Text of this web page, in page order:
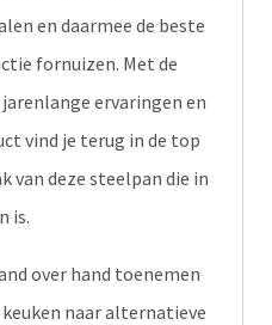
en daarmee de beste
fornuizen. Met de
ervaringen en
vind je terug in de top
van deze steelpan die in
is.
over hand toenemen
naar alternatieve